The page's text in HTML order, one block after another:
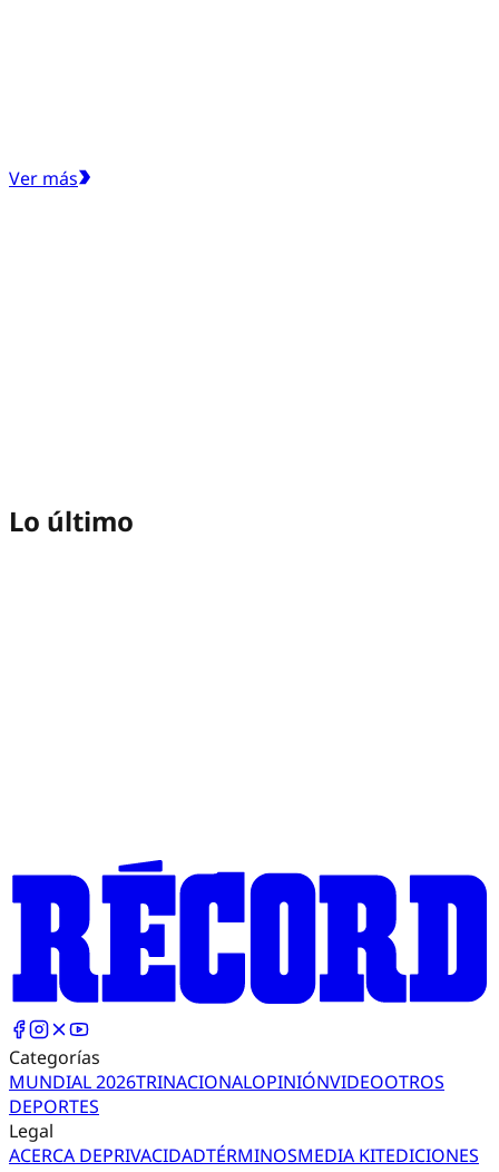
Ver más
Lo último
Categorías
MUNDIAL 2026TRINACIONALOPINIÓNVIDEOOTROS
DEPORTES
Legal
ACERCA DEPRIVACIDADTÉRMINOSMEDIA KITEDICIONES